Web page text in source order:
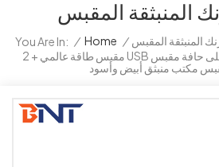
المنبثقة المقبس
You Are In: / Home / المنبثقة المقبس
مقبس طاقة عالمي + 2 USB شحن مكتب مكتب مثبت على حافة مقبس
مكتب منبثق أبيض وأسود